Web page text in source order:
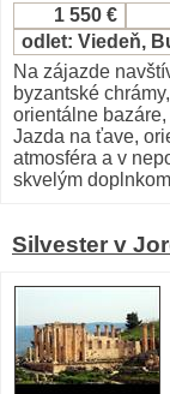
1 550 €
odlet: Viedeň,
Na zájazde
byzantské
orientálne
Jazda na ťave,
atmosféra a v
skvelým
Silvester v